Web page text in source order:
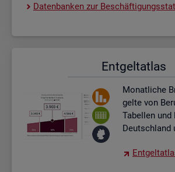
Da­ten­ban­ken zur
Ent­gel­t­at­las
Mo­nat­li­che
gel­te von
Ta­bel­len und
Deutsch­land